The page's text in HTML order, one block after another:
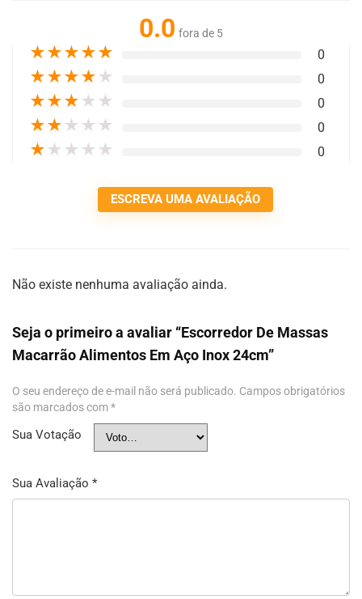
0.0 fora de 5
★★★★★ 0
★★★★ ★ 0
★★★ ★ ★ 0
★★ ★ ★ ★ 0
★ ★ ★ ★ ★ 0
ESCREVA UMA AVALIAÇÃO
Não existe nenhuma avaliação ainda.
Seja o primeiro a avaliar “Escorredor De Massas
Macarrão Alimentos Em Aço Inox 24cm”
O seu endereço de e-mail não será publicado. Campos obrigatórios
são marcados com*
Sua Votação
Sua Avaliação *